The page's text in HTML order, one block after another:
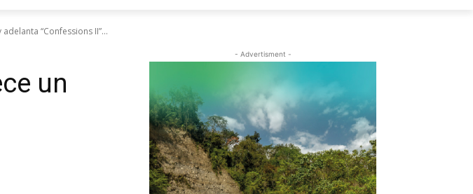
“Confessions II”...
un
- Advertisment -